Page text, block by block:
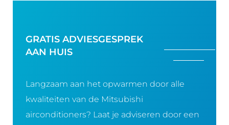
GRATIS ADVIESGESPREK
AAN HUIS
Langzaam aan het opwarmen door alle
kwaliteiten van de Mitsubishi
airconditioners? Laat je adviseren door een